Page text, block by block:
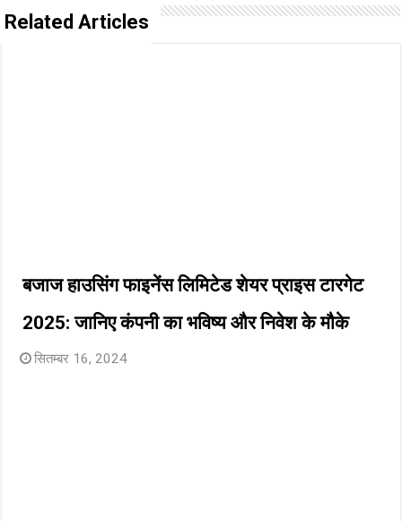
Related Articles
बजाज हाउसिंग फाइनेंस लिमिटेड शेयर प्राइस टारगेट
2025: जानिए कंपनी का भविष्य और निवेश के मौके
सितम्बर 16, 2024